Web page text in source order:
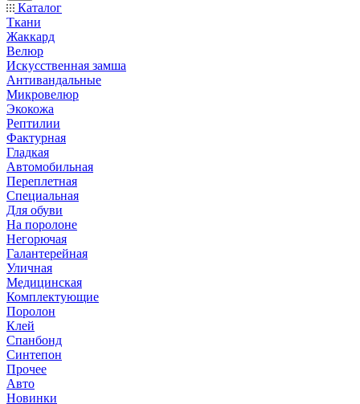
Каталог
Ткани
Жаккард
Велюр
Искусственная замша
Антивандальные
Микровелюр
Экокожа
Рептилии
Фактурная
Гладкая
Автомобильная
Переплетная
Специальная
Для обуви
На поролоне
Негорючая
Галантерейная
Уличная
Медицинская
Комплектующие
Поролон
Клей
Спанбонд
Синтепон
Прочее
Авто
Новинки